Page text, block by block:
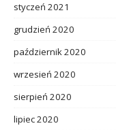
styczeń 2021
grudzień 2020
październik 2020
wrzesień 2020
sierpień 2020
lipiec 2020